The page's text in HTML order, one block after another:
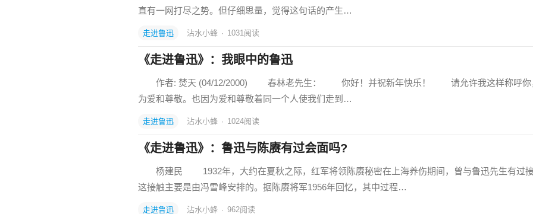
直有一网打尽之势。但仔细思量，觉得这句话的产生…
走进鲁迅 沾水小蜂 · 1031阅读
《走进鲁迅》：我眼中的鲁迅
作者: 焚天 (04/12/2000) 春林老先生： 你好！并祝新年快乐！ 请允许我这样称呼你
为爱和尊敬。也因为爱和尊敬着同一个人使我们走到…
走进鲁迅 沾水小蜂 · 1024阅读
《走进鲁迅》：鲁迅与陈赓有过会面吗?
杨建民 1932年，大约在夏秋之际，红军将领陈赓秘密在上海养伤期间，曾与鲁迅先生有过接
这接触主要是由冯雪峰安排的。据陈赓将军1956年回忆，其中过程…
走进鲁迅 沾水小蜂 · 962阅读